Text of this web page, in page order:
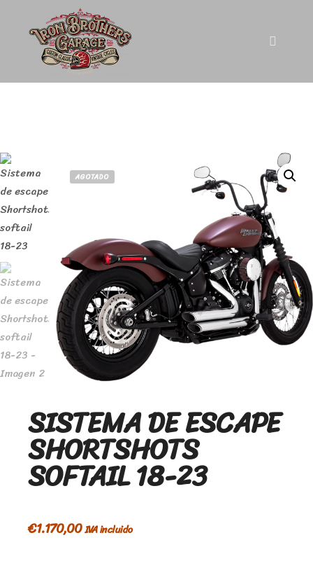
AGOTADO
SISTEMA DE ESCAPE
SHORTSHOTS
SOFTAIL 18-23
€1.170,00IVA incluido